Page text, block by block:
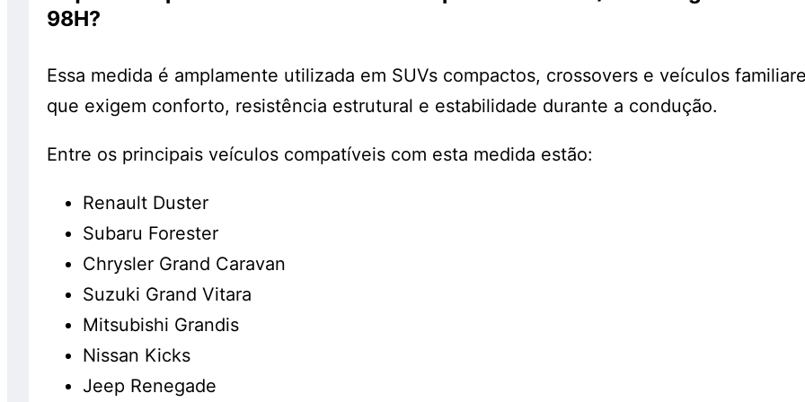
98H?
Essa medida é amplamente utilizada em SUVs compactos, crossovers e veículos
que exigem conforto, resistência estrutural e estabilidade durante a condução.
Entre os principais veículos compatíveis com esta medida estão:
Renault Duster
Subaru Forester
Chrysler Grand Caravan
Suzuki Grand Vitara
Mitsubishi Grandis
Nissan Kicks
Jeep Renegade